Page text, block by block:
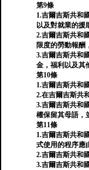
第9條
1.吉爾吉斯共和
以及對就業的援
2.吉爾吉斯共和
限度的勞動報酬
3.吉爾吉斯共和
金，福利以及其
第10條
1.吉爾吉斯共和
2.在吉爾吉斯共
3.吉爾吉斯共和
權保留其母語，
第11條
1.吉爾吉斯共和
式使用的程序應
2.吉爾吉斯共和
3.吉爾吉斯共和